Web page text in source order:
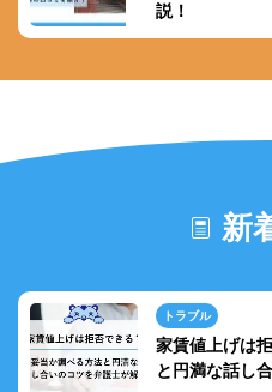
説！
新
トラブル
家賃値上げは
と円満な話し